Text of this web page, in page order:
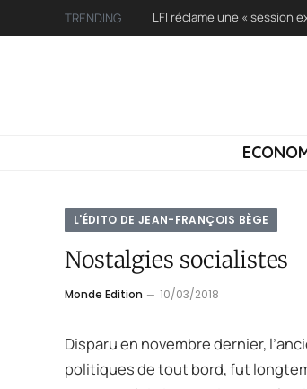
TRENDING
L'ÉDITO DE JEAN-FRANÇOIS BÈGE
Nostalgies socialistes
Monde Edition 10/03/2018
Disparu en novembre dernier,
politiques de tout bord, fut